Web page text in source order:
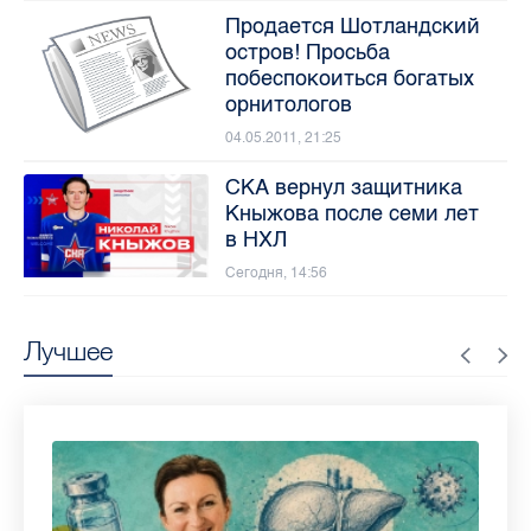
Лучшее
Продается Шотландский
остров! Просьба
побеспокоиться богатых
орнитологов
04.05.2011, 21:25
СКА вернул защитника
Кныжова после семи лет
в НХЛ
Сегодня, 14:56